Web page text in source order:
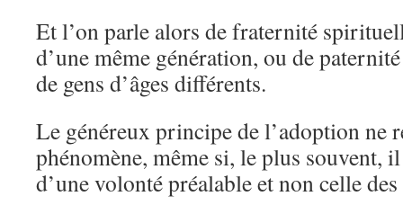
Et l’on parle alors de fraternité
d’une même génération, ou de
de gens d’âges différents.
Le généreux principe de l’adoption ne
phénomène, même si, le plus souvent,
d’une volonté préalable et non celle